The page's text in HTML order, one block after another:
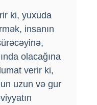
ki, yuxuda
insanın
olacağına
verir ki,
uzun və gur